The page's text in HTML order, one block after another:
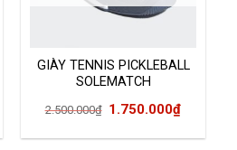
GIÀY TENNIS PICKLEBALL
SOLEMATCH
2.500.000₫ Giá
1.750.000₫Giá